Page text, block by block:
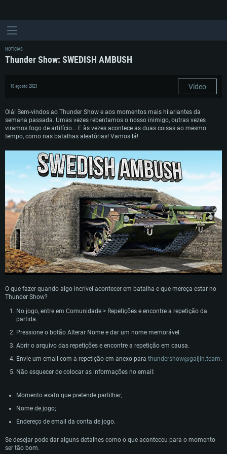
REQUERIMENTOS DE SISTEMA
Linux
Mínimo
Sistema Operativo: Windows 10 (64 bit)
Processador: Dual-Core 2.2 GHz
Memória: 4GB
GTX 660. Resolução mínima suportada: 720p
Network: Internet de banda larga.
Disco: 23,1 GB
Recomendado
Mínimo
Sistema Operativo: Mac OS Big Sur 11.0 ou versão mais recente
Processador: Core i5 2.2GHz mínimo (Intel Xeon não suportado)
Memória: 6 GB
Resolução mínima suportada: 720p com suporte Metal.
Network: Internet de banda larga.
Disco: 21,5 GB
Recomendado
Mínimo
Sistema Operativo: Distribuições mais modernas do Linux de 64bit
Processador: Dual-Core 2.4 GHz
Memória: 4 GB
meses) / equivalentes AMD com os drivers mais recentes com suporte
Vulkan (não mais de 6 meses); Resolução mínima suportada: 720p.
Network: Internet de banda larga.
Disco: 21,5 GB
Recomendado
NOTÍCIAS
Thunder Show: SWEDISH AMBUSH
18 agosto 2023 Vídeo
Olá! Bem-vindos ao Thunder Show e aos momentos mais hilariantes da
semana passada. Umas vezes rebentamos o nosso inimigo, outras vezes
viramos fogo de artifício... E às vezes acontece as duas coisas ao mesmo
tempo, como nas batalhas aleatórias! Vamos lá!
O que fazer quando algo incrível acontecer em batalha e que mereça estar no
Thunder Show?
No jogo, entre em Comunidade > Repetições e encontre a repetição da
partida.
Pressione o botão Alterar Nome e dar um nome memorável.
Abrir o arquivo das repetições e encontre a repetição em causa.
Envie um email com a repetição em anexo para thundershow@gaijin.team.
Não esquecer de colocar as informações no email:
Momento exato que pretende partilhar;
Nome de jogo;
Endereço de email da conta de jogo.
Se desejar pode dar alguns detalhes como o que aconteceu para o momento
ser tão bom.